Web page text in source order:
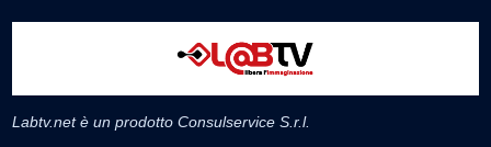
Labtv.net è un prodotto Consulservice S.r.l.